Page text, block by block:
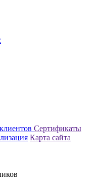
Сертификаты
Карта сайта